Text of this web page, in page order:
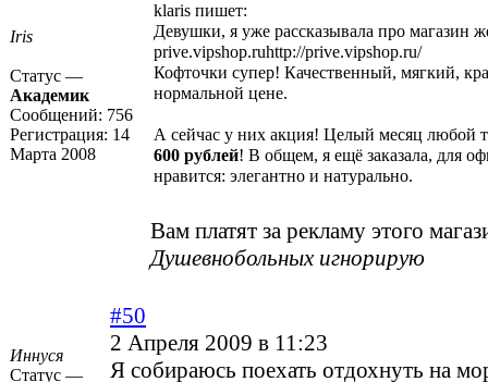
Iris
Статус —
Академик
Сообщений: 756
Регистрация: 14
Марта 2008
klaris пишет:
Девушки, я уже рассказывала про магазин
prive.vipshop.ruhttp://prive.vipshop.ru/
Кофточки супер! Качественный, мягкий,
нормальной цене.
А сейчас у них акция! Целый месяц любой
600 рублей! В общем, я ещё заказала, для
нравится: элегантно и натурально.
Вам платят за рекламу этого
Душевнобольных игнорирую
Иннуся
Статус —
#50
2 Апреля 2009 в 11:23
Я собираюсь поехать отдохнуть на